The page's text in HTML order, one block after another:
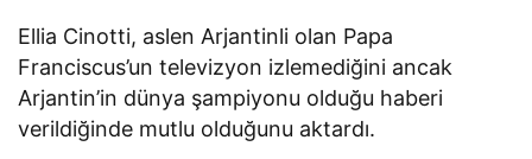
Ellia Cinotti, aslen Arjantinli olan Papa
Franciscus’un televizyon izlemediğini ancak
Arjantin’in dünya şampiyonu olduğu haberi
verildiğinde mutlu olduğunu aktardı.